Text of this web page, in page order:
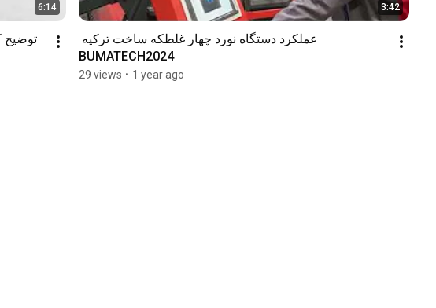
6:14 3:42
BUMATECH2024
29 views • 1 year ago